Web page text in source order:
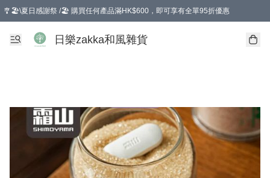
🎐🏖️\夏日感謝祭 /🏖️ 購買任何產品滿HK$600，即可享有全單95折優惠
選擇GoGoX住宅/工商地址配送，單一訂單消費購物滿HK$680(折扣後），可享有
日樂zakka和風雜貨